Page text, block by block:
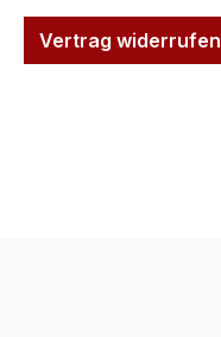
Vertrag widerrufen